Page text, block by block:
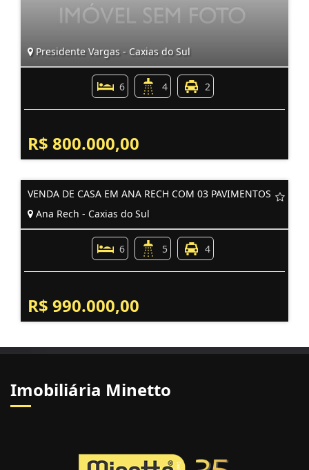
Presidente Vargas - Caxias do Sul
6 4 2
R$ 800.000,00
VENDA DE CASA EM ANA RECH COM 03 PAVIMENTOS
Ana Rech - Caxias do Sul
6 5 4
R$ 990.000,00
Imobiliária Minetto